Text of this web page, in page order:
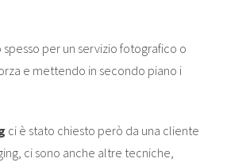
per un servizio fotografico o
e mettendo in secondo piano i
ci è stato chiesto però da una cliente
ci sono anche altre tecniche,